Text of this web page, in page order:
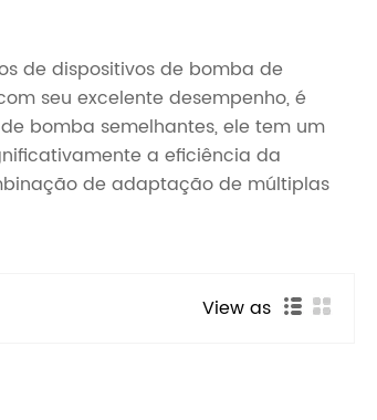
de dispositivos de bomba de
seu excelente desempenho, é
bomba semelhantes, ele tem um
a eficiência da
de adaptação de múltiplas
View as